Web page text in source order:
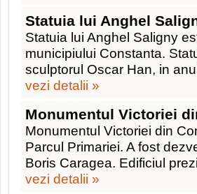
Statuia lui Anghel
Statuia lui Anghel Saligny
municipiului Constanta.
sculptorul Oscar Han, in
vezi detalii »
Monumentul Victoriei
Monumentul Victoriei din
Parcul Primariei. A fost
Boris Caragea. Edificiul
vezi detalii »